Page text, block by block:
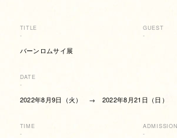
TITLE
-
バーンロムサイ展
GUEST
-
DATE
-
2022年8月9日（火） → 2022年8月21日（日）
TIME
-
ADMISSION
-